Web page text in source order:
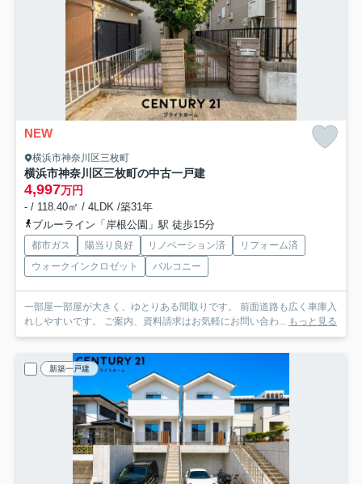
NEW
横浜市神奈川区三枚町
横浜市神奈川区三枚町の中古一戸建
4,997万円
- / 118.40㎡ / 4LDK /築31年
ブルーライン「岸根公園」駅 徒歩15分
都市ガス 陽当り良好 リノベーション済
リフォーム済
ウォークインクロゼット
バルコニー
一部屋一部屋が大きく、ゆとりある間取りです。 前面道路も広く車庫入
れしやすいです。 ご案内、資料請求はお気軽にお問い合わ... もっと見る
新築一戸建